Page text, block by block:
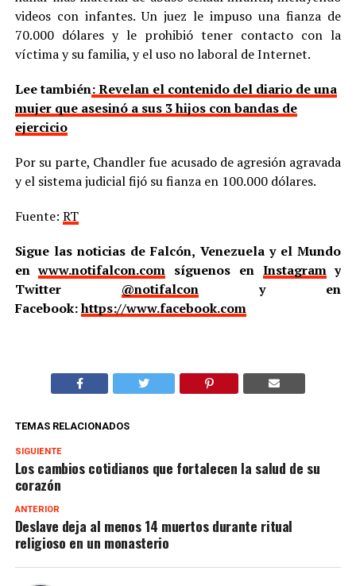
videos con infantes. Un juez le impuso una fianza de
70.000 dólares y le prohibió tener contacto con la
víctima y su familia, y el uso no laboral de Internet.
Lee también: Revelan el contenido del diario de una
mujer que asesinó a sus 3 hijos con bandas de
ejercicio
Por su parte, Chandler fue acusado de agresión agravada
y el sistema judicial fijó su fianza en 100.000 dólares.
Fuente: RT
Sigue las noticias de Falcón, Venezuela y el Mundo
enwww.notifalcon.com síguenos en Instagramy
Twitter @notifalcony en
Facebook:https://www.facebook.com
TEMAS RELACIONADOS
SIGUIENTE
Los cambios cotidianos que fortalecen la salud de su
corazón
ANTERIOR
Deslave deja al menos 14 muertos durante ritual
religioso en un monasterio